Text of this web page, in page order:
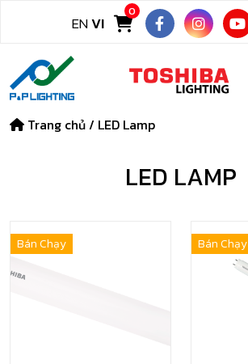
ENVI
0
Trang chủ/ LED Lamp
LED LAMP
Bán Chạy Bán Chạy